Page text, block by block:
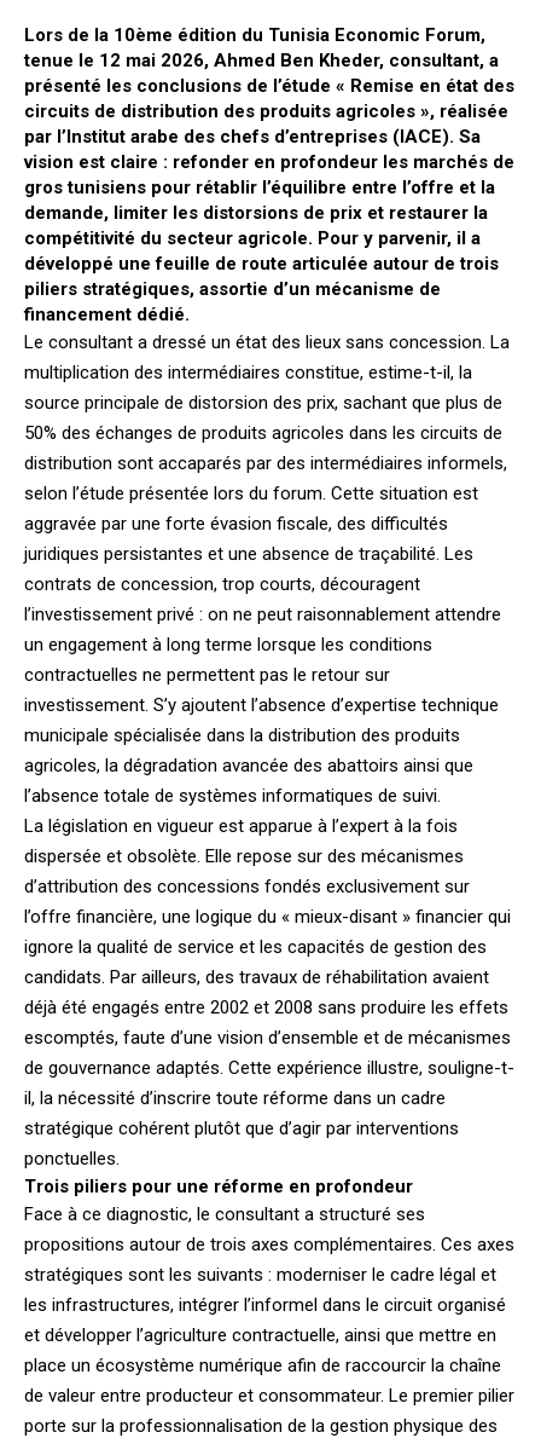
Lors de la 10ème édition du Tunisia Economic Forum,
tenue le 12 mai 2026, Ahmed Ben Kheder, consultant, a
présenté les conclusions de l’étude « Remise en état des
circuits de distribution des produits agricoles », réalisée
par l’Institut arabe des chefs d’entreprises (IACE). Sa
vision est claire : refonder en profondeur les marchés de
gros tunisiens pour rétablir l’équilibre entre l’offre et la
demande, limiter les distorsions de prix et restaurer la
compétitivité du secteur agricole. Pour y parvenir, il a
développé une feuille de route articulée autour de trois
piliers stratégiques, assortie d’un mécanisme de
financement dédié.
Le consultant a dressé un état des lieux sans concession. La
multiplication des intermédiaires constitue, estime-t-il, la
source principale de distorsion des prix, sachant que plus de
50% des échanges de produits agricoles dans les circuits de
distribution sont accaparés par des intermédiaires informels,
selon l’étude présentée lors du forum. Cette situation est
aggravée par une forte évasion fiscale, des difficultés
juridiques persistantes et une absence de traçabilité. Les
contrats de concession, trop courts, découragent
l’investissement privé : on ne peut raisonnablement attendre
un engagement à long terme lorsque les conditions
contractuelles ne permettent pas le retour sur
investissement. S’y ajoutent l’absence d’expertise technique
municipale spécialisée dans la distribution des produits
agricoles, la dégradation avancée des abattoirs ainsi que
l’absence totale de systèmes informatiques de suivi.
La législation en vigueur est apparue à l’expert à la fois
dispersée et obsolète. Elle repose sur des mécanismes
d’attribution des concessions fondés exclusivement sur
l’offre financière, une logique du « mieux-disant » financier qui
ignore la qualité de service et les capacités de gestion des
candidats. Par ailleurs, des travaux de réhabilitation avaient
déjà été engagés entre 2002 et 2008 sans produire les effets
escomptés, faute d’une vision d’ensemble et de mécanismes
de gouvernance adaptés. Cette expérience illustre, souligne-t-
il, la nécessité d’inscrire toute réforme dans un cadre
stratégique cohérent plutôt que d’agir par interventions
ponctuelles.
Trois piliers pour une réforme en profondeur
Face à ce diagnostic, le consultant a structuré ses
propositions autour de trois axes complémentaires. Ces axes
stratégiques sont les suivants : moderniser le cadre légal et
les infrastructures, intégrer l’informel dans le circuit organisé
et développer l’agriculture contractuelle, ainsi que mettre en
place un écosystème numérique afin de raccourcir la chaîne
de valeur entre producteur et consommateur. Le premier pilier
porte sur la professionnalisation de la gestion physique des